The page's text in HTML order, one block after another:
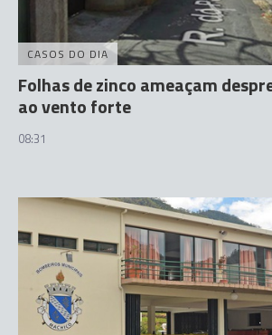
CASOS DO DIA
Folhas de zinco ameaçam
ao vento forte
08:31